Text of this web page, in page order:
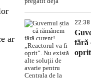
ar
22:38
fără